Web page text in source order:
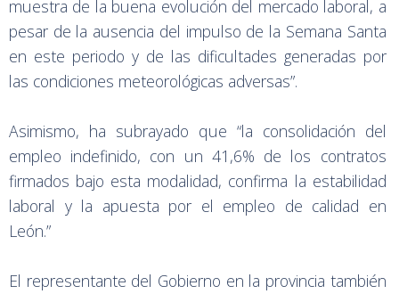
muestra de la buena evolución del mercado laboral, a
pesar de la ausencia del impulso de la Semana Santa
en este periodo y de las dificultades generadas por
las condiciones meteorológicas adversas”.
Asimismo, ha subrayado que “la consolidación del
empleo indefinido, con un 41,6% de los contratos
firmados bajo esta modalidad, confirma la estabilidad
laboral y la apuesta por el empleo de calidad en
León.”
El representante del Gobierno en la provincia también